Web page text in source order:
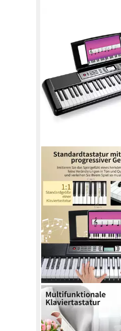
TLGREEN
Digitalpiano Keyboard
Tasten
69,99 € UVP189,99 €